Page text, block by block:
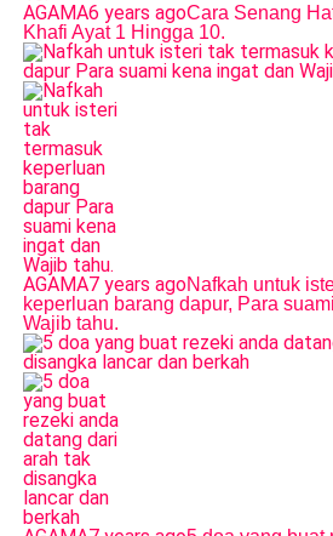
AGAMA6 years agoCara Senang
Khafi Ayat 1 Hingga 10.
AGAMA7 years agoNafkah untuk
keperluan barang dapur, Para
Wajib tahu.